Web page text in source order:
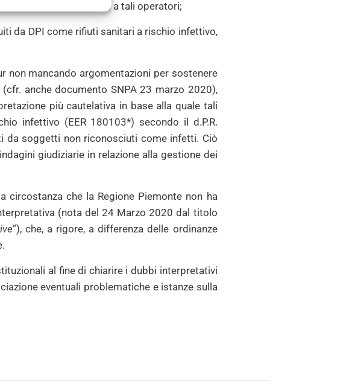
a conferire i rifiuti a tali operatori;
DPI come rifiuti sanitari a rischio infettivo,
non mancando argomentazioni per sostenere
anche documento SNPA 23 marzo 2020),
più cautelativa in base alla quale tali
infettivo (EER 180103*) secondo il d.P.R.
da soggetti non riconosciuti come infetti. Ciò
giudiziarie in relazione alla gestione dei
circostanza che la Regione Piemonte non ha
(nota del 24 Marzo 2020 dal titolo
”), che, a rigore, a differenza delle ordinanze
al fine di chiarire i dubbi interpretativi
eventuali problematiche e istanze sulla